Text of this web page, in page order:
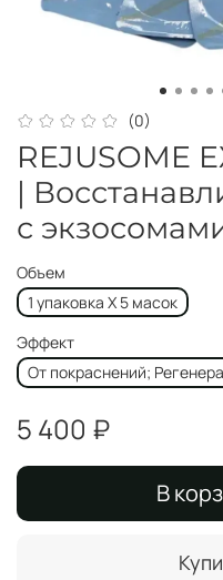
(0)
REJUSOME
|
с
Объем
1 упаковка Х 5 масок
Эффект
От покраснений;
5 400 ₽
В